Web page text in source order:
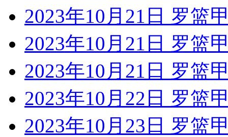
2023年10月21日 罗篮
2023年10月21日 罗篮
2023年10月21日 罗篮
2023年10月22日 罗篮
2023年10月23日 罗篮